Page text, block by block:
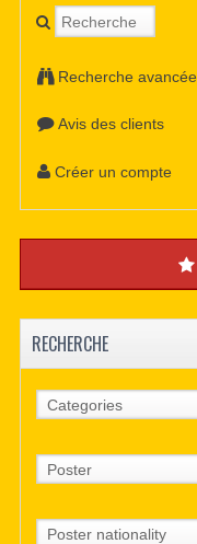
Recherche avancée
Avis des clients
Créer un compte
RECHERCHE